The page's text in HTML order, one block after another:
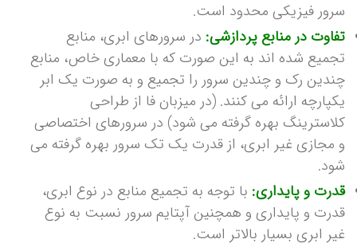
سرور فیزیکی محدود است.
تفاوت در منابع پردازشی: در سرورهای ابری، منابع
تجمیع شده اند به این صورت که با معماری خاص، منابع
چندین رک و چندین سرور را تجمیع و به صورت یک ابر
یکپارچه ارائه می کنند. (در میزبان فا از طراحی
کلاسترینگ بهره گرفته می شود) در سرورهای اختصاصی
و مجازی غیر ابری، از قدرت یک تک سرور بهره گرفته می
شود.
قدرت و پایداری: با توجه به تجمیع منابع در نوع ابری،
قدرت و پایداری و همچنین آپتایم سرور نسبت به نوع
غیر ابری بسیار بالاتر است.